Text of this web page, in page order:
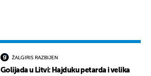
ŽALGIRIS RAZBIJEN
Golijada u Litvi: Hajduku petarda i velika